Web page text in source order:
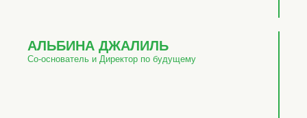
АЛЬБИНА ДЖАЛИЛЬ
Со-основатель и Директор по будущему